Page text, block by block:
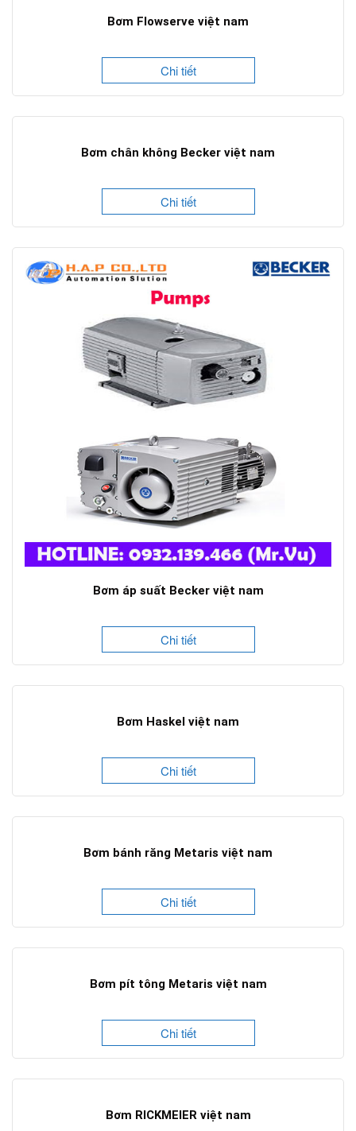
Bơm Flowserve việt nam
Chi tiết
Bơm chân không Becker việt nam
Chi tiết
Bơm áp suất Becker việt nam
Chi tiết
Bơm Haskel việt nam
Chi tiết
Bơm bánh răng Metaris việt nam
Chi tiết
Bơm pít tông Metaris việt nam
Chi tiết
Bơm RICKMEIER việt nam